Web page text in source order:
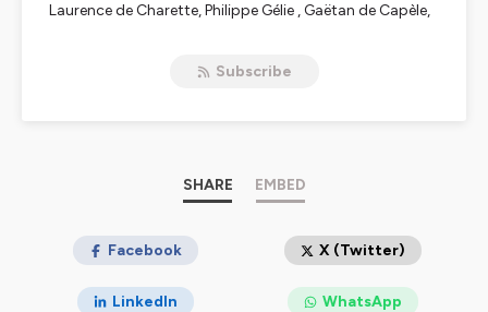
Laurence de Charette, Philippe Gélie , Gaëtan de Capèle,
Hébergé par Ausha. Visitez
ausha.co/politique-de-
pour plus d'informations.
Subscribe
SHARE EMBED
Facebook X (Twitter)
LinkedIn WhatsApp